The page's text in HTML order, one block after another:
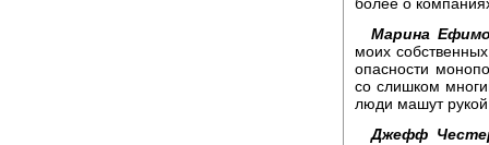
Марина
моих
опасности
со слишком
люди машут
Джефф